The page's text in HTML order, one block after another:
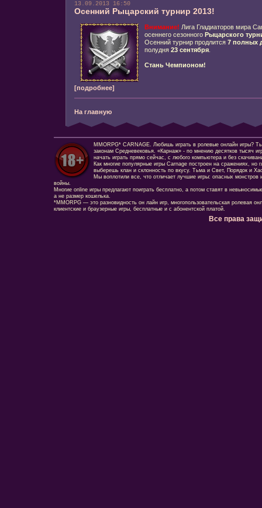
13.09.2013 16:50
Осенний Рыцарский турнир 2013!
Внимание! Лига Гладиаторов мира
осеннего сезонного Рыцарского
Осенний турнир продлится 7 полных
полудня 23 сентября.
Стань Чемпионом!
[подробнее]
На главную
MMORPG* CARNAGE. Любишь играть в ролевые онлайн игры?
законам Средневековья. «Карнаж» - по мнению десятков тысяч
начать играть прямо сейчас, с любого компьютера и без
Как многие популярные игры Carnage построен на сражениях, но
выберешь клан и склонность по вкусу. Тьма и Свет, Порядок и
Мы воплотили все, что отличает лучшие игры: опасных монстров
войны.
Многие online игры предлагают поиграть бесплатно, а потом ставят в
а не размер кошелька.
*MMORPG — это разновидность он лайн игр, многопользовательская ролевая
клиентские и браузерные игры, бесплатные и с абонентской платой.
Все права